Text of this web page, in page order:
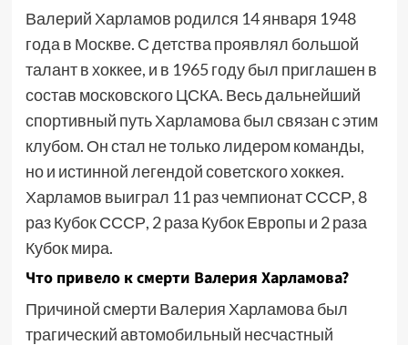
Валерий Харламов родился 14 января 1948
года в Москве. С детства проявлял большой
талант в хоккее, и в 1965 году был приглашен в
состав московского ЦСКА. Весь дальнейший
спортивный путь Харламова был связан с этим
клубом. Он стал не только лидером команды,
но и истинной легендой советского хоккея.
Харламов выиграл 11 раз чемпионат СССР, 8
раз Кубок СССР, 2 раза Кубок Европы и 2 раза
Кубок мира.
Что привело к смерти Валерия Харламова?
Причиной смерти Валерия Харламова был
трагический автомобильный несчастный